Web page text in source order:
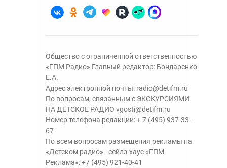
Общество с ограниченной ответственностью
«ГПМ Радио» Главный редактор: Бондаренко
Е.А.
Адрес электронной почты: radio@detifm.ru
По вопросам, связанным с ЭКСКУРСИЯМИ
НА ДЕТСКОЕ РАДИО vgosti@detifm.ru
Номер телефона редакции:+ 7 (495) 937-33-
67
По всем вопросам размещения рекламы на
«Детском радио» - сейлз-хаус «ГПМ
Реклама»:+7 (495) 921-40-41